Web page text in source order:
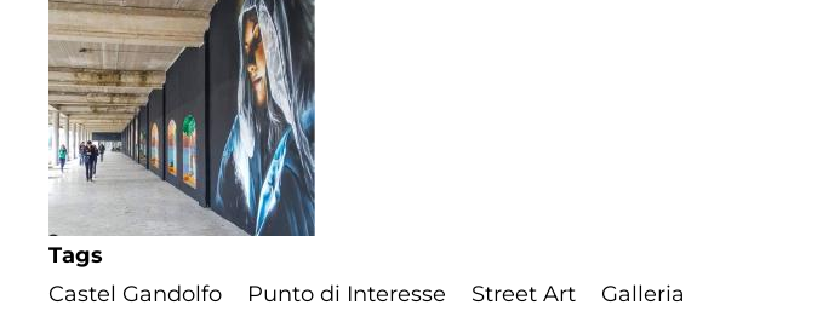
Tags
Castel Gandolfo
Punto di Interesse Street Art Galleria